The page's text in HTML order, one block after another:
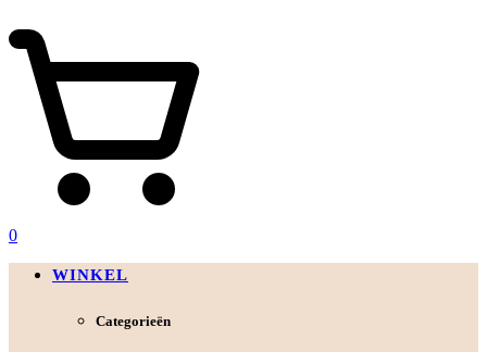
0
WINKEL
Categorieën